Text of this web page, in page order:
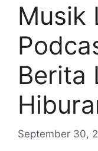
Musik
Berita
September 30,